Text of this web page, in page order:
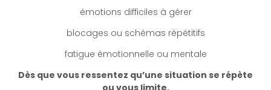
émotions difficiles à gérer
blocages ou schémas répétitifs
fatigue émotionnelle ou mentale
Dès que vous ressentez qu’une situation se répète
ou vous limite.